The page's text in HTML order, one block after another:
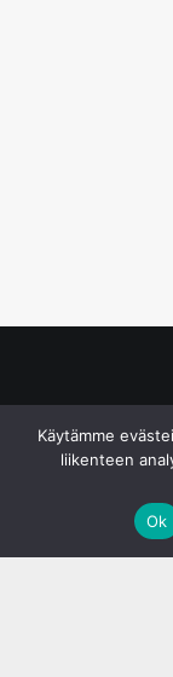
Käytämme
liikenteen
Ok